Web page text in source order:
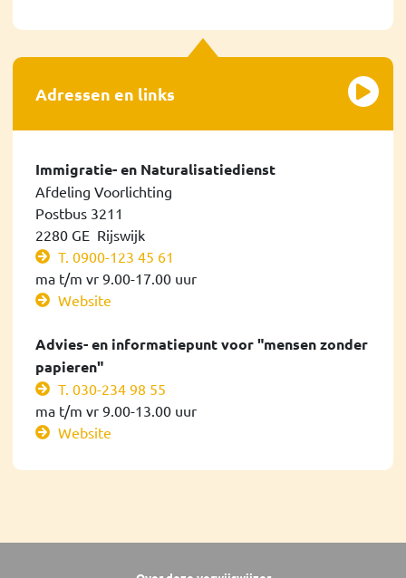
Adressen en links
Immigratie- en Naturalisatiedienst
Afdeling Voorlichting
Postbus 3211
2280 GE Rijswijk
T. 0900-123 45 61
ma t/m vr 9.00-17.00 uur
Website
Advies- en informatiepunt voor "mensen zonder
papieren"
T. 030-234 98 55
ma t/m vr 9.00-13.00 uur
Website